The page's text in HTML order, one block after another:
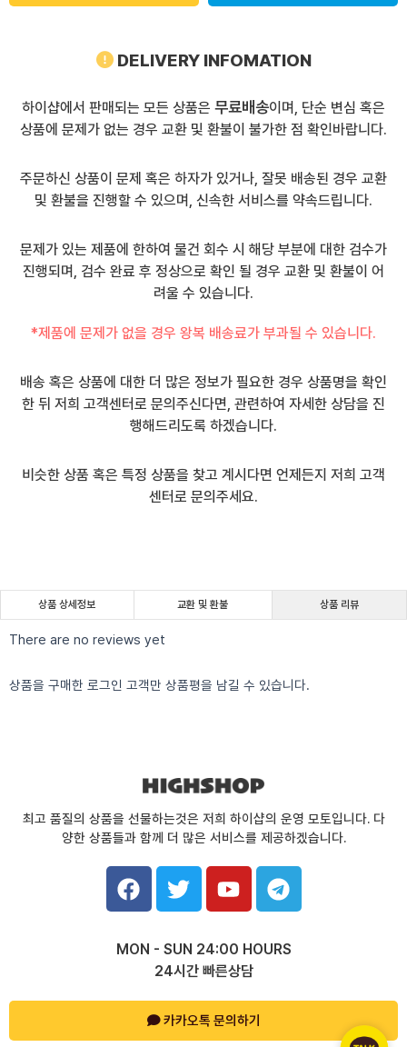
DELIVERY INFOMATION
하이샵에서 판매되는 모든 상품은 무료배송이며, 단순 변심 혹은
상품에 문제가 없는 경우 교환 및 환불이 불가한 점 확인바랍니다.
주문하신 상품이 문제 혹은 하자가 있거나, 잘못 배송된 경우 교환
및 환불을 진행할 수 있으며, 신속한 서비스를 약속드립니다.
문제가 있는 제품에 한하여 물건 회수 시 해당 부분에 대한 검수가
진행되며, 검수 완료 후 정상으로 확인 될 경우 교환 및 환불이 어
려울 수 있습니다.
*제품에 문제가 없을 경우 왕복 배송료가 부과될 수 있습니다.
배송 혹은 상품에 대한 더 많은 정보가 필요한 경우 상품명을 확인
한 뒤 저희 고객센터로 문의주신다면, 관련하여 자세한 상담을 진
행해드리도록 하겠습니다.
비슷한 상품 혹은 특정 상품을 찾고 계시다면 언제든지 저희 고객
센터로 문의주세요.
상품 상세정보 교환 및 환불 상품 리뷰
There are no reviews yet
상품을 구매한 로그인 고객만 상품평을 남길 수 있습니다.
최고 품질의 상품을 선물하는것은 저희 하이샵의 운영 모토입니다. 다
양한 상품들과 함께 더 많은 서비스를 제공하겠습니다.
F
a
c
b
o
T
w
i
t
e
r
Y
o
u
u
b
e
T
e
l
g
a
MON - SUN 24:00 HOURS
24시간 빠른상담
카카오톡 문의하기